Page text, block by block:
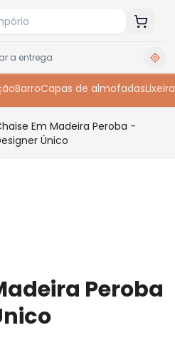
BarroCapas de almofadasLixeira
Em Madeira Peroba -
Único
Peroba